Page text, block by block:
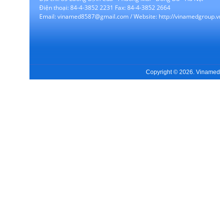
Điện thoại: 84-4-3852 2231 Fax: 84-4-3852 2664
Email: vinamed8587@gmail.com / Website: http://
Copyright © 2026.